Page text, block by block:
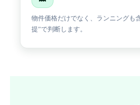
物件価格だけでなく、ランニングも
提”で判断します。